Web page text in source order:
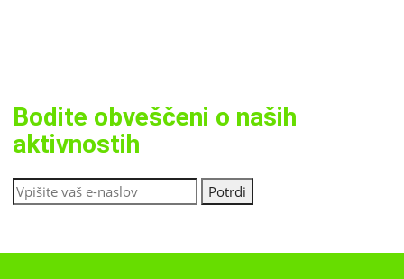
Bodite obveščeni o naših
aktivnostih